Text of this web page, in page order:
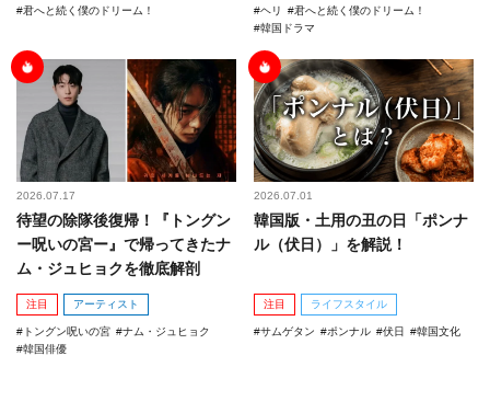
君へと続く僕のドリーム！
ヘリ
君へと続く僕のドリーム！
韓国ドラマ
2026.07.17
待望の除隊後復帰！『トングン
ー呪いの宮ー』で帰ってきたナ
ム・ジュヒョクを徹底解剖
注目 アーティスト
トングン呪いの宮
ナム・ジュヒョク
韓国俳優
2026.07.01
韓国版・土用の丑の日「ポンナ
ル（伏日）」を解説！
注目 ライフスタイル
サムゲタン ポンナル 伏日 韓国文化